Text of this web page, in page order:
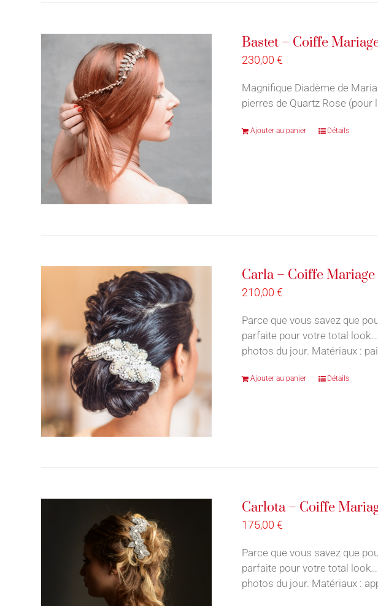
Bastet – Coiffe
230,00 €
Magnifique Diadème de
pierres de Quartz Rose
Ajouter au panier Détails
Carla – Coiffe Mariage
210,00 €
Parce que vous savez que
parfaite pour votre total
photos du jour. Matériaux :
Ajouter au panier Détails
Carlota – Coiffe
175,00 €
Parce que vous savez que
parfaite pour votre total
photos du jour. Matériaux :